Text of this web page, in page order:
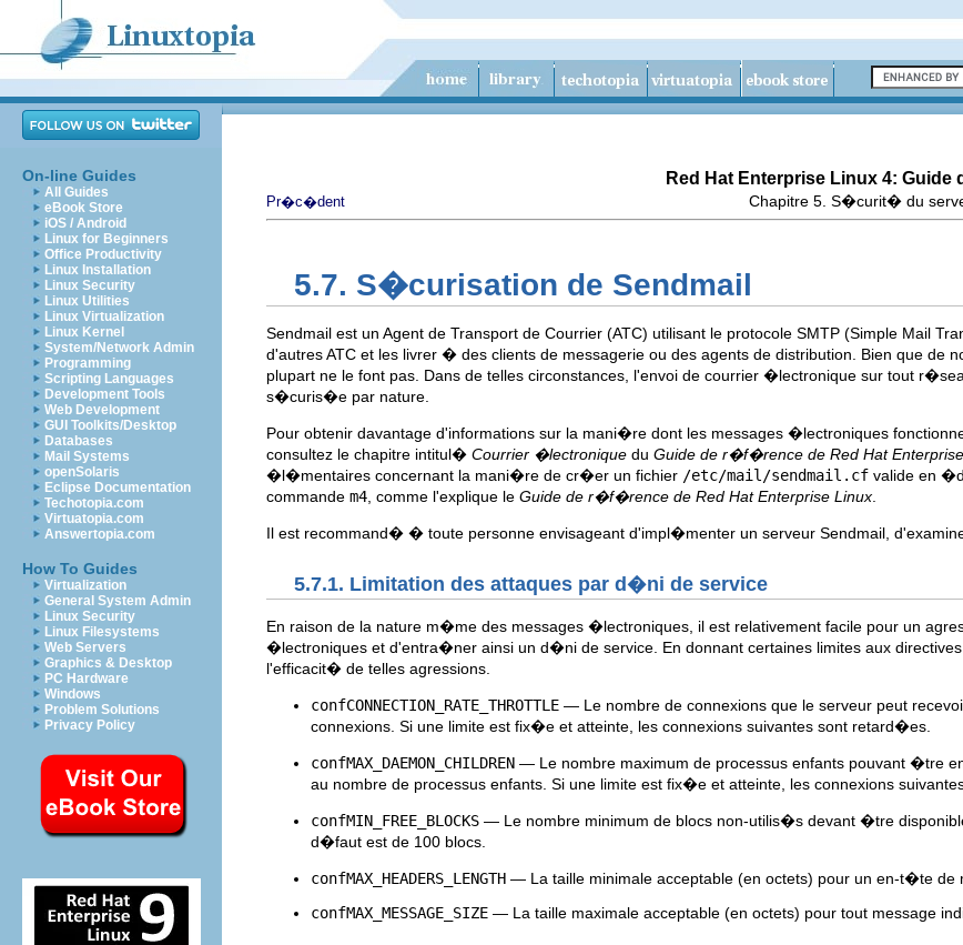
On-line Guides
All Guides
eBook Store
iOS / Android
Linux for Beginners
Office Productivity
Linux Installation
Linux Security
Linux Utilities
Linux Virtualization
Linux Kernel
System/Network Admin
Programming
Scripting Languages
Development Tools
Web Development
GUI Toolkits/Desktop
Databases
Mail Systems
openSolaris
Eclipse Documentation
Techotopia.com
Virtuatopia.com
Answertopia.com
How To Guides
Virtualization
General System Admin
Linux Security
Linux Filesystems
Web Servers
Graphics & Desktop
PC Hardware
Windows
Problem Solutions
Privacy Policy
Red Hat Enterprise Linux 4:
Pr�c�dent Chapitre 5. S�curit� du
5.7. S�curisation de Sendmail
Sendmail est un Agent de Transport de Courrier (ATC) utilisant le protocole SMTP (Simple Mail
d'autres ATC et les livrer � des clients de messagerie ou des agents de distribution. Bien que de
plupart ne le font pas. Dans de telles circonstances, l'envoi de courrier �lectronique sur tout
s�curis�e par nature.
Pour obtenir davantage d'informations sur la mani�re dont les messages �lectroniques
consultez le chapitre intitul� Courrier �lectronique du Guide de r�f�rence de Red Hat
�l�mentaires concernant la mani�re de cr�er un fichier /etc/mail/sendmail.cf valide en
commande m4 , comme l'explique le Guide de r�f�rence de Red Hat Enterprise Linux
Il est recommand� � toute personne envisageant d'impl�menter un serveur Sendmail,
5.7.1. Limitation des attaques par d�ni de service
En raison de la nature m�me des messages �lectroniques, il est relativement facile pour un
�lectroniques et d'entra�ner ainsi un d�ni de service. En donnant certaines limites aux
l'efficacit� de telles agressions.
confCONNECTION_RATE_THROTTLE — Le nombre de connexions que le serveur peut
connexions. Si une limite est fix�e et atteinte, les connexions suivantes sont retard�es.
confMAX_DAEMON_CHILDREN — Le nombre maximum de processus enfants pouvant �tre
au nombre de processus enfants. Si une limite est fix�e et atteinte, les connexions
confMIN_FREE_BLOCKS — Le nombre minimum de blocs non-utilis�s devant �tre
d�faut est de 100 blocs.
confMAX_HEADERS_LENGTH — La taille minimale acceptable (en octets) pour un en-t�te de
confMAX_MESSAGE_SIZE — La taille maximale acceptable (en octets) pour tout message